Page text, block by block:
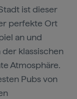
ist dieser
perfekte Ort
an und
klassischen
Atmosphäre.
Pubs von